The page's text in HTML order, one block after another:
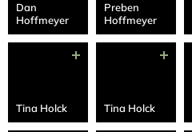
Dan
Hoffmeyer
Preben
Hoffmeyer
Tina Holck Tina Holck